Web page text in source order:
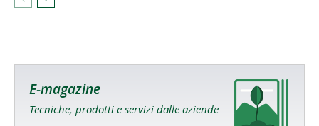
E-magazine
Tecniche, prodotti e servizi dalle aziende